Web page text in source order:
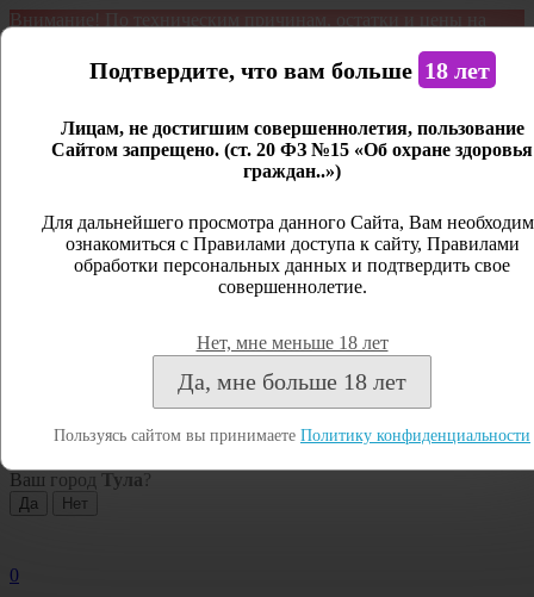
Внимание! По техническим причинам, остатки и цены на
является демонстрационным. Дистанционная продажа не
Открыть сайдбар
Личный кабинет
Закрыть
Посмотреть все результаты
Ваш город Тула ?
0
Подтвердите, что вам больше 18 лет
Лицам, не достигшим совершеннолетия, пользование
Сайтом запрещено. (ст. 20 ФЗ №15 «Об охране здоровья
граждан..»)
Для дальнейшего просмотра данного Сайта, Вам
ознакомиться с Правилами доступа к сайту, Правилами
обработки персональных данных и подтвердить свое
совершеннолетие.
Нет, мне меньше 18 лет
Да, мне больше 18 лет
Пользуясь сайтом вы принимаете Политику конфиденциальности